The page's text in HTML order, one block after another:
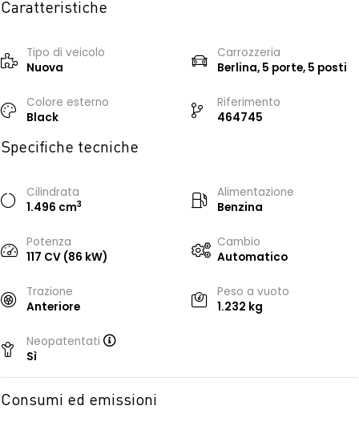
Caratteristiche
Tipo di veicolo
Nuova
Carrozzeria
Berlina, 5 porte, 5 posti
Colore esterno
Black
Riferimento
464745
Specifiche tecniche
Cilindrata
1.496 cm3
Alimentazione
Benzina
Potenza
117 CV (86 kW)
Cambio
Automatico
Trazione
Anteriore
Peso a vuoto
1.232 kg
Neopatentati
Sì
Consumi ed emissioni